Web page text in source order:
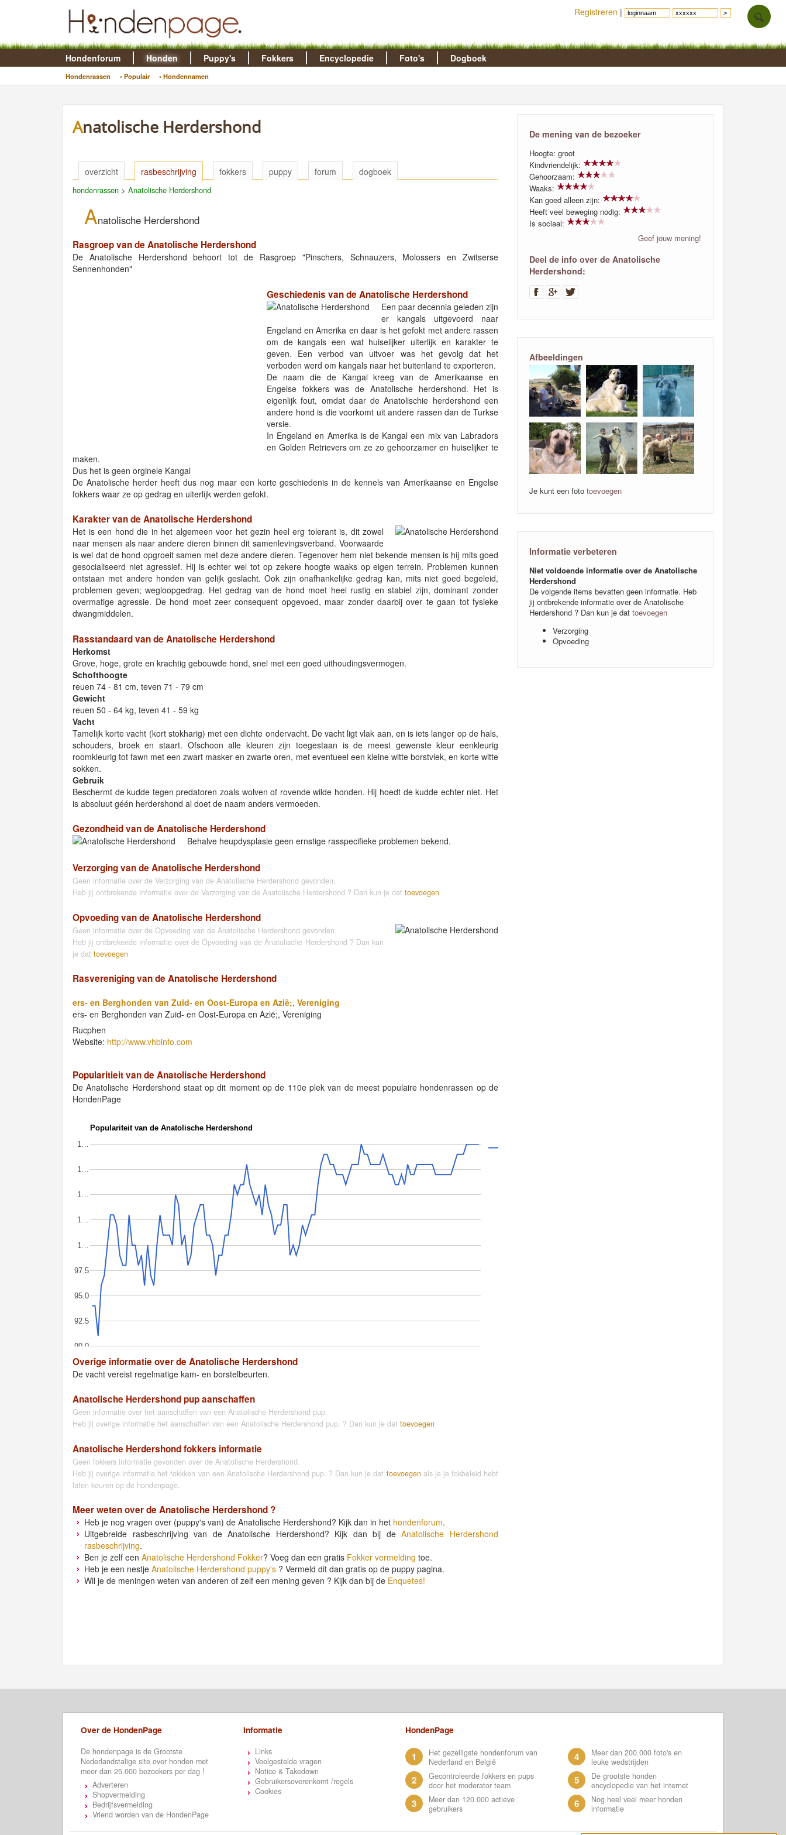
Hondenforum Honden
Hondenrassen • Populair • Hondennamen
Puppy's Fokkers Encyclopedie Foto's Dogboek
Anatolische Herdershond
overzicht rasbeschrijving fokkers puppy forum dogboek
hondenrassen > Anatolische Herdershond
Anatolische Herdershond
Rasgroep van de Anatolische Herdershond
De Anatolische Herdershond behoort tot de Rasgroep "Pinschers, Schnauzers, Molossers en Zwitserse
Sennenhonden"
Geschiedenis van de Anatolische Herdershond
Een paar decennia geleden zijn
er kangals uitgevoerd naar
Engeland en Amerika en daar is het gefokt met andere rassen
om de kangals een wat huiselijker uiterlijk en karakter te
geven. Een verbod van uitvoer was het gevolg dat het
verboden werd om kangals naar het buitenland te exporteren.
De naam die de Kangal kreeg van de Amerikaanse en
Engelse fokkers was de Anatolische herdershond. Het is
eigenlijk fout, omdat daar de Anatolischie herdershond een
andere hond is die voorkomt uit andere rassen dan de Turkse
versie.
In Engeland en Amerika is de Kangal een mix van Labradors
en Golden Retrievers om ze zo gehoorzamer en huiselijker te
maken.
Dus het is geen orginele Kangal
De Anatolische herder heeft dus nog maar een korte geschiedenis in de kennels van Amerikaanse en Engelse
fokkers waar ze op gedrag en uiterlijk werden gefokt.
Karakter van de Anatolische Herdershond
Het is een hond die in het algemeen voor het gezin heel erg tolerant is, dit zowel
naar mensen als naar andere dieren binnen dit samenlevingsverband. Voorwaarde
is wel dat de hond opgroeit samen met deze andere dieren. Tegenover hem niet bekende mensen is hij mits goed
gesocialiseerd niet agressief. Hij is echter wel tot op zekere hoogte waaks op eigen terrein. Problemen kunnen
ontstaan met andere honden van gelijk geslacht. Ook zijn onafhankelijke gedrag kan, mits niet goed begeleid,
problemen geven; wegloopgedrag. Het gedrag van de hond moet heel rustig en stabiel zijn, dominant zonder
overmatige agressie. De hond moet zeer consequent opgevoed, maar zonder daarbij over te gaan tot fysieke
dwangmiddelen.
Rasstandaard van de Anatolische Herdershond
Herkomst
Grove, hoge, grote en krachtig gebouwde hond, snel met een goed uithoudingsvermogen.
Schofthoogte
reuen 74 - 81 cm, teven 71 - 79 cm
Gewicht
reuen 50 - 64 kg, teven 41 - 59 kg
Vacht
Tamelijk korte vacht (kort stokharig) met een dichte ondervacht. De vacht ligt vlak aan, en is iets langer op de hals,
schouders, broek en staart. Ofschoon alle kleuren zijn toegestaan is de meest gewenste kleur eenkleurig
roomkleurig tot fawn met een zwart masker en zwarte oren, met eventueel een kleine witte borstvlek, en korte witte
sokken.
Gebruik
Beschermt de kudde tegen predatoren zoals wolven of rovende wilde honden. Hij hoedt de kudde echter niet. Het
is absoluut géén herdershond al doet de naam anders vermoeden.
Gezondheid van de Anatolische Herdershond
Behalve heupdysplasie geen ernstige rasspecifieke problemen bekend.
Verzorging van de Anatolische Herdershond
Geen informatie over de Verzorging van de Anatolische Herdershond gevonden.
Heb jij ontbrekende informatie over de Verzorging van de Anatolische Herdershond ? Dan kun je dat toevoegen
Opvoeding van de Anatolische Herdershond
Geen informatie over de Opvoeding van de Anatolische Herdershond gevonden.
Heb jij ontbrekende informatie over de Opvoeding van de Anatolische Herdershond ? Dan kun
je dat toevoegen
Rasvereniging van de Anatolische Herdershond
ers- en Berghonden van Zuid- en Oost-Europa en Azië;, Vereniging
ers- en Berghonden van Zuid- en Oost-Europa en Azië;, Vereniging
Rucphen
Website: http://www.vhbinfo.com
Popularitieit van de Anatolische Herdershond
De Anatolische Herdershond staat op dit moment op de 110e plek van de meest populaire hondenrassen op de
HondenPage
Populariteit van de Anatolische Herdershond
90.0
92.5
95.0
97.5
1…
1…
1…
1…
1…
Overige informatie over de Anatolische Herdershond
De vacht vereist regelmatige kam- en borstelbeurten.
Anatolische Herdershond pup aanschaffen
Geen informatie over het aanschaffen van een Anatolische Herdershond pup.
Heb jij overige informatie het aanschaffen van een Anatolische Herdershond pup. ? Dan kun je dat toevoegen
Anatolische Herdershond fokkers informatie
Geen fokkers informatie gevonden over de Anatolische Herdershond.
Heb jij overige informatie het fokkken van een Anatolische Herdershond pup. ? Dan kun je dat toevoegenals je je fokbeleid hebt
laten keuren op de hondenpage.
Meer weten over de Anatolische Herdershond ?
Heb je nog vragen over (puppy's van) de Anatolische Herdershond? Kijk dan in het hondenforum.
Uitgebreide rasbeschrijving van de Anatolische Herdershond? Kijk dan bij deAnatolische Herdershond
rasbeschrijving.
Ben je zelf een Anatolische Herdershond Fokker? Voeg dan een gratis Fokker vermelding toe.
Heb je een nestje Anatolische Herdershond puppy's ? Vermeld dit dan gratis op de puppy pagina.
Wil je de meningen weten van anderen of zelf een mening geven ? Kijk dan bij de Enquetes!
De mening van de bezoeker
Hoogte: groot
Kindvriendelijk:
Gehoorzaam:
Waaks:
Kan goed alleen zijn:
Heeft veel beweging nodig:
Is sociaal:
Geef jouw mening!
Deel de info over de Anatolische
Herdershond:
Afbeeldingen
Je kunt een foto toevoegen
Informatie verbeteren
Niet voldoende informatie over de Anatolische
Herdershond
De volgende items bevatten geen informatie. Heb
jij ontbrekende informatie over de Anatolische
Herdershond ? Dan kun je dat toevoegen
Verzorging
Opvoeding
Registreren |
Over de HondenPage
De hondenpage is de Grootste
Nederlandstalige site over honden met
meer dan 25.000 bezoekers per dag !
Adverteren
Shopvermelding
Bedrijfsvermelding
Vriend worden van de HondenPage
Informatie
Links
Veelgestelde vragen
Notice & Takedown
Gebruikersoverenkomt /regels
Cookies
HondenPage
1
Het gezelligste hondenforum van
Nederland en België
2
Gecontroleerde fokkers en pups
door het moderator team
3
Meer dan 120.000 actieve
gebruikers
4
Meer dan 200.000 foto's en
leuke wedstrijden
5
De grootste honden
encyclopedie van het internet
6
Nog heel veel meer honden
informatie